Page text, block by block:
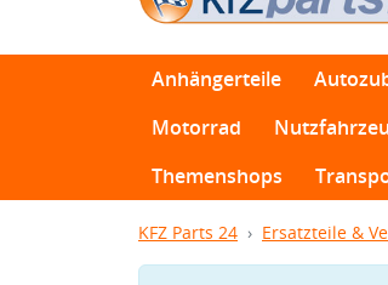
Anhängerteile
Motorrad
Themenshops
KFZ Parts 24 Ersatzteile &